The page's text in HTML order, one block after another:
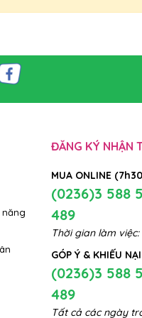
tính
năng
ĐĂNG KÝ NHẬN
MUA ONLINE
(0236)3 588
489
Thời gian làm việc:
GÓP Ý & KHIẾU
(0236)3 588
489
Tất cả các ngày